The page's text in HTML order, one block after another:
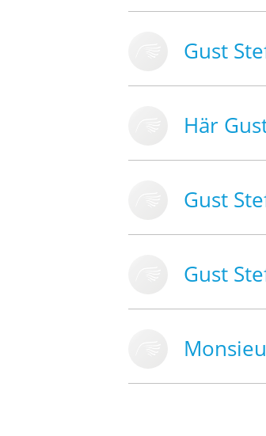
Gust
Här
Gust
Gust